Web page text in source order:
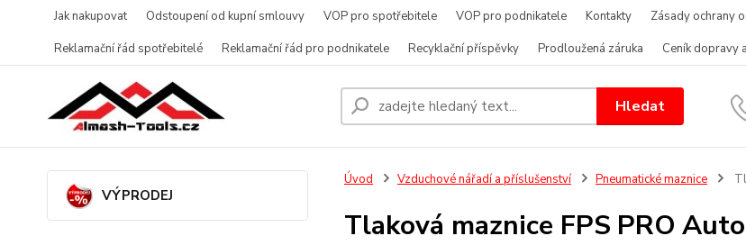
Jak nakupovat Odstoupení od kupní smlouvy VOP pro spotřebitele VOP pro podnikatele Kontakty
Zásady ochrany
Reklamační řád spotřebitelé
Reklamační řád pro podnikatele Recyklační příspěvky Prodloužená záruka Ceník dopravy
Hledat
VÝPRODEJ
Úvod Vzduchové nářadí a příslušenství Pneumatické maznice
Tlaková maznice FPS PRO